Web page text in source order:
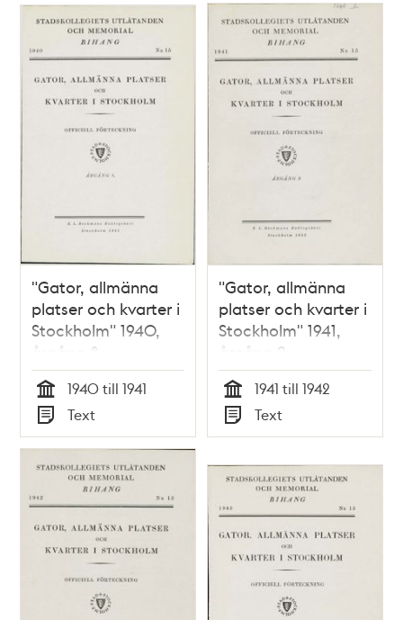
"Gator, allmänna
platser och kvarter i
Stockholm" 1940,
årgång 8
Tid
1940 till 1941
Typ
Text
"Gator, allmänna
platser och kvarter i
Stockholm" 1941,
årgång 9
Tid
1941 till 1942
Typ
Text